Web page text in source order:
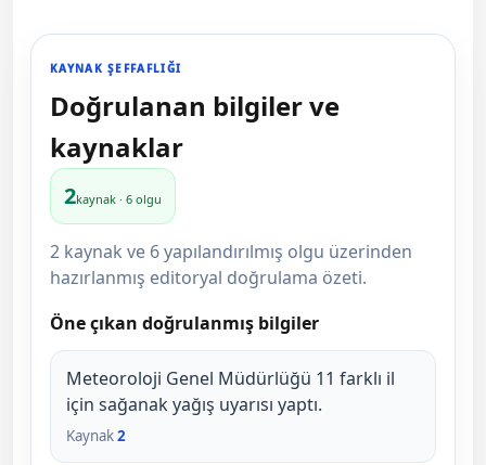
KAYNAK ŞEFFAFLIĞI
Doğrulanan bilgiler ve
kaynaklar
2kaynak · 6 olgu
2 kaynak ve 6 yapılandırılmış olgu üzerinden
hazırlanmış editoryal doğrulama özeti.
Öne çıkan doğrulanmış bilgiler
Meteoroloji Genel Müdürlüğü 11 farklı il
için sağanak yağış uyarısı yaptı.
Kaynak2